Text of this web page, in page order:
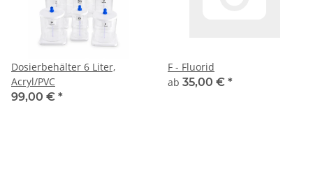
Dosierbehälter 6 Liter,
Acryl/PVC
99,00 € *
F - Fluorid
ab 35,00 € *